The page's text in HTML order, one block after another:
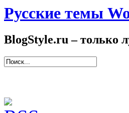
Русские темы
BlogStyle.ru – только